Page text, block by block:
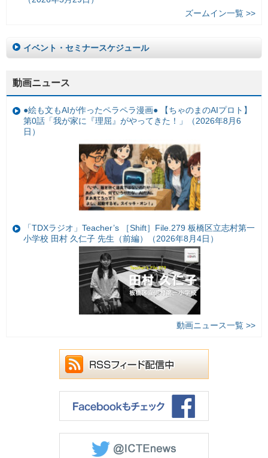
ズームイン一覧 >>
イベント・セミナースケジュール
動画ニュース
●絵も文もAIが作ったペラペラ漫画● 【ちゃのまのAIプロト】
第0話「我が家に『理屈』がやってきた！」（2026年8月6
日）
「TDXラジオ」Teacher’s ［Shift］File.279 板橋区立志村第一
小学校 田村 久仁子 先生（前編）（2026年8月4日）
動画ニュース一覧 >>